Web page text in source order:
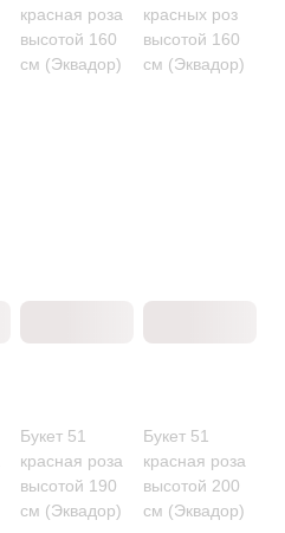
красная роза
высотой 160
см (Эквадор)
красных роз
высотой 160
см (Эквадор)
Букет 51
красная роза
высотой 190
см (Эквадор)
Букет 51
красная роза
высотой 200
см (Эквадор)